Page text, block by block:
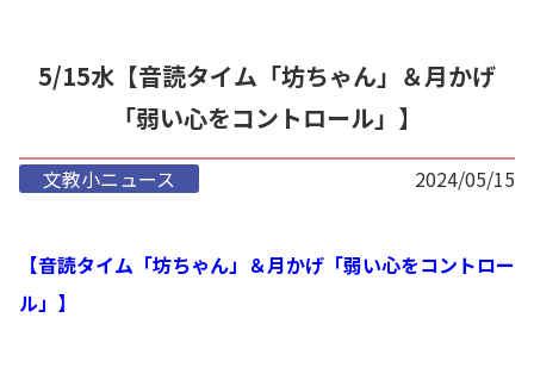
5/15水【音読タイム「坊ちゃん」＆月かげ
「弱い心をコントロール」】
文教小ニュース 2024/05/15
【音読タイム「坊ちゃん」＆月かげ「弱い心をコントロー
ル」】